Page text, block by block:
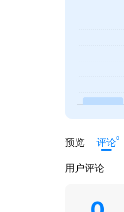
预览 评论0
用户评论